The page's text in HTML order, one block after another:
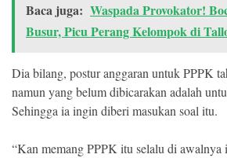
Baca juga: Waspada Provokator!
Busur, Picu Perang Kelompok di
Dia bilang, postur anggaran untuk PPPK
namun yang belum dibicarakan adalah
Sehingga ia ingin diberi masukan soal itu.
“Kan memang PPPK itu selalu di awalnya